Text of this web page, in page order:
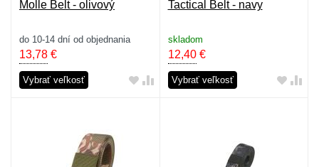
Molle Belt - olivový
do 10-14 dní od objednania
13,78 €
Vybrať veľkosť
Tactical Belt - navy
skladom
12,40€
Vybrať veľkosť